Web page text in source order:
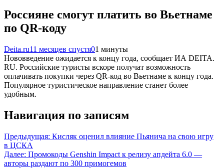
Россияне смогут платить во Вьетнаме
по QR-коду
Deita.ru11 месяцев спустя01 минуты
Нововведение ожидается к концу года, сообщает ИА DEITA.
RU. Российские туристы вскоре получат возможность
оплачивать покупки через QR-код во Вьетнаме к концу года.
Популярное туристическое направление станет более
удобным.
Навигация по записям
Предыдущая: Кисляк оценил влияние Пьянича на свою игру
в ЦСКА
Далее: Промокоды Genshin Impact к релизу апдейта 6.0 —
авторы раздают по 300 примогемов